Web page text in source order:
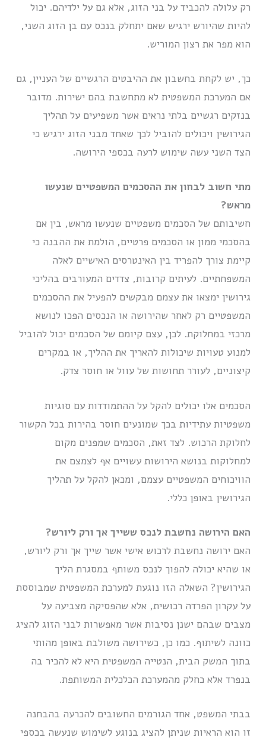
רק עלולה להכביד על בני הזוג, אלא גם על ילדיהם. יכול
להיות שהיורש ירגיש שאם יתחלק בנכס עם בן הזוג השני,
הוא מפר את רצון המוריש.
כך, יש לקחת בחשבון את ההיבטים הרגשיים של העניין, גם
אם המערכת המשפטית לא מתחשבת בהם ישירות. מדובר
בנזקים רגשיים בלתי נראים אשר משפיעים על תהליך
הגירושין ויכולים להוביל לכך שאחד מבני הזוג ירגיש כי
הצד השני עשה שימוש לרעה בכספי הירושה.
מתי חשוב לבחון את ההסכמים המשפטיים שנעשו
מראש?
חשיבותם של הסכמים משפטיים שנעשו מראש, בין אם
בהסכמי ממון או הסכמים פרטיים, הולמת את ההבנה כי
קיימת צורך להפריד בין האינטרסים האישיים לאלה
המשפחתיים. לעיתים קרובות, צדדים המעורבים בהליכי
גירושין ימצאו את עצמם מבקשים להפעיל את ההסכמים
המשפטיים רק לאחר שהירושה או הנכסים הפכו לנושא
מרכזי במחלוקת. לכן, עצם קיומם של הסכמים יכול להוביל
למנוע טעויות שיכולות להאריך את ההליך, או במקרים
קיצוניים, לעורר תחושות של עוול או חוסר צדק.
הסכמים אלו יכולים להקל על ההתמודדות עם סוגיות
משפטיות עתידיות בכך שמונעים חוסר בהירות בכל הקשור
לחלוקת הרכוש. לצד זאת, הסכמים שמפנים מקום
למחלוקות בנושא הירושות עשויים אף לצמצם את
הוויכוחים המשפטיים עצמם, ומכאן להקל על תהליך
הגירושין באופן כללי.
האם הירושה נחשבת לנכס ששייך אך ורק ליורש?
האם ירושה נחשבת לרכוש אישי אשר שייך אך ורק ליורש,
או שהיא יכולה להפוך לנכס משותף במסגרת הליך
הגירושין? השאלה הזו נוגעת למערכת המשפטית שמבוססת
על עקרון הפרדה רכושית, אלא שהפסיקה מצביעה על
מצבים שבהם ישנן נסיבות אשר מאפשרות לבני הזוג להציג
כוונה לשיתוף. כמו כן, כשירושה משולבת באופן מהותי
בתוך המשק הבית, הנטייה המשפטית היא לא להכיר בה
בנפרד אלא כחלק מהמערכת הכלכלית המשותפת.
בבתי המשפט, אחד הגורמים החשובים להכרעה בהבחנה
זו הוא הראיות שניתן להציג בנוגע לשימוש שנעשה בכספי